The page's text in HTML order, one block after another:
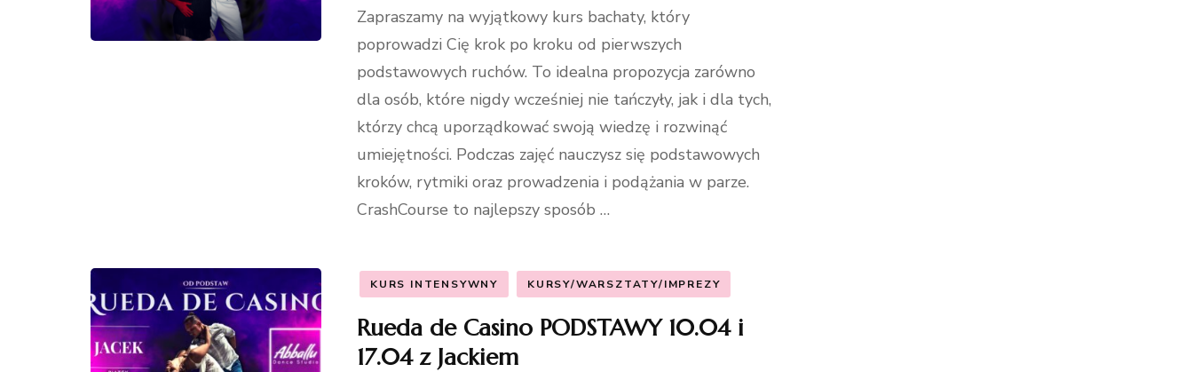
Zapraszamy na wyjątkowy kurs bachaty, który
poprowadzi Cię krok po kroku od pierwszych
podstawowych ruchów. To idealna propozycja zarówno
dla osób, które nigdy wcześniej nie tańczyły, jak i dla tych,
którzy chcą uporządkować swoją wiedzę i rozwinąć
umiejętności. Podczas zajęć nauczysz się podstawowych
kroków, rytmiki oraz prowadzenia i podążania w parze.
CrashCourse to najlepszy sposób …
KURS INTENSYWNY KURSY/WARSZTATY/IMPREZY
Rueda de Casino PODSTAWY 10.04 i
17.04 z Jackiem